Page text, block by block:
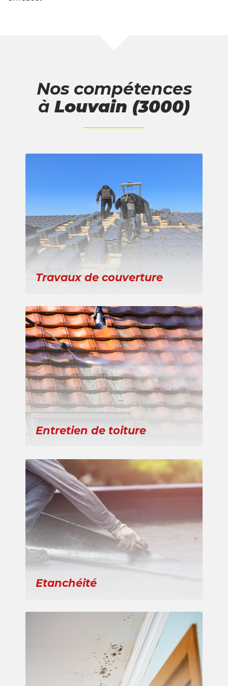
Nos compétences
à Louvain (3000)
Travaux de couverture
Entretien de toiture
Etanchéité